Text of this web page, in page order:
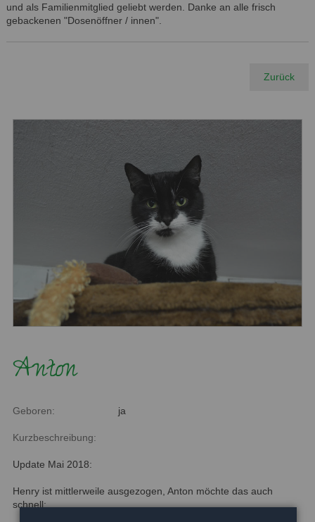
und als Familienmitglied geliebt werden. Danke an alle frisch
gebackenen "Dosenöffner / innen".
Zurück
Anton
Geboren: ja
Kurzbeschreibung:
Update Mai 2018:
Henry ist mittlerweile ausgezogen, Anton möchte das auch
schnell: